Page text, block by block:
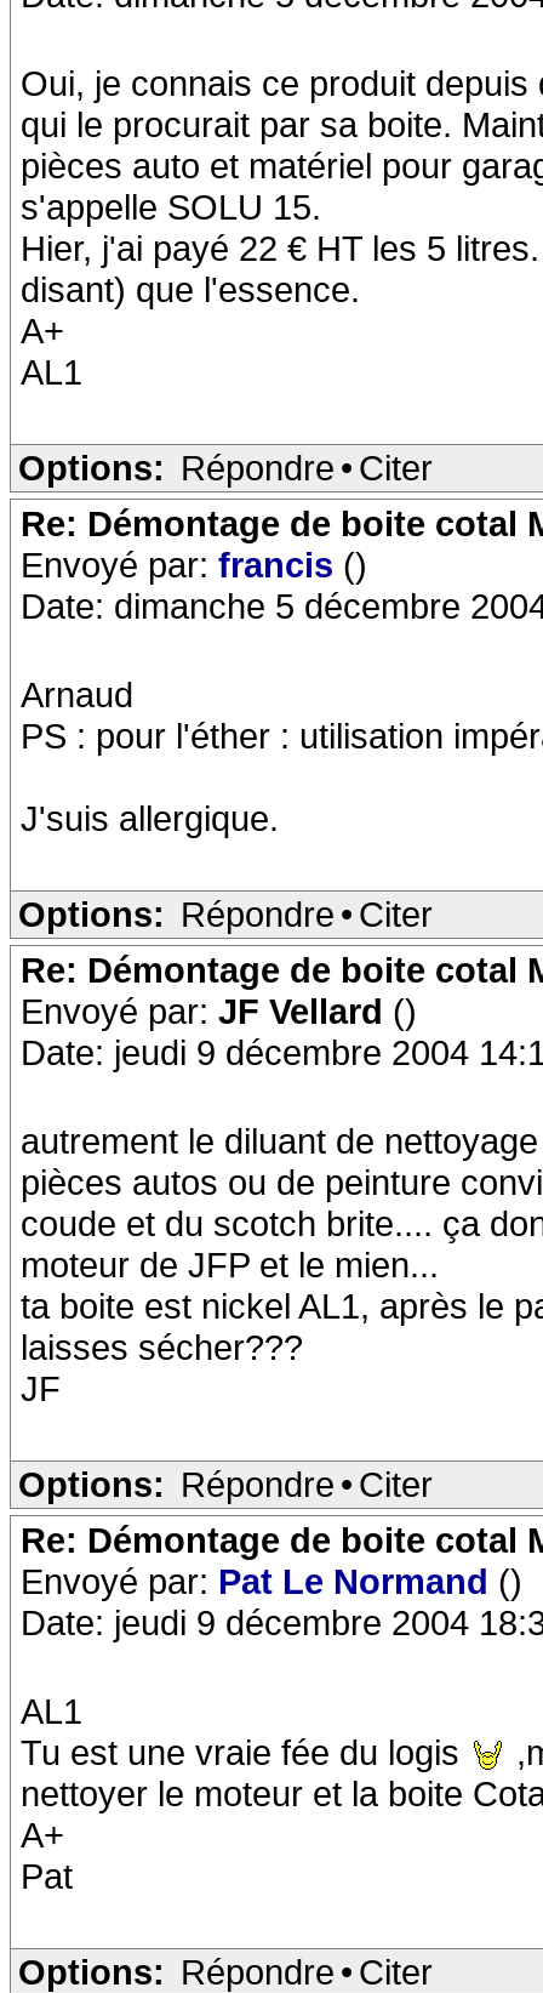
Oui, je connais ce produit
qui le procurait par sa boite.
pièces auto et matériel pour
s'appelle SOLU 15.
Hier, j'ai payé 22 € HT les 5
disant) que l'essence.
A+
AL1
Options: Répondre • Citer
Re: Démontage de boite cotal
Envoyé par: francis ()
Date: dimanche 5 décembre
Arnaud
PS : pour l'éther : utilisation
J'suis allergique.
Options: Répondre • Citer
Re: Démontage de boite cotal
Envoyé par: JF Vellard ()
Date: jeudi 9 décembre 2004
autrement le diluant de
pièces autos ou de peinture
coude et du scotch brite.... ça
moteur de JFP et le mien...
ta boite est nickel AL1, après le
laisses sécher???
JF
Options: Répondre • Citer
Re: Démontage de boite cotal
Envoyé par: Pat Le Normand ()
Date: jeudi 9 décembre 2004
AL1
Tu est une vraie fée du logis
nettoyer le moteur et la boite
A+
Pat
Options: Répondre • Citer